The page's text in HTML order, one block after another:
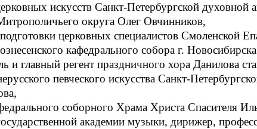
искусств Санкт-Петербургской
округа Олег Овчинников,
церковных специалистов Смоленской
кафедрального собора г.
и главный регент праздничного хора Данилова
певческого искусства Санкт-
соборного Храма Христа Спасителя
академии музыки, дирижер,